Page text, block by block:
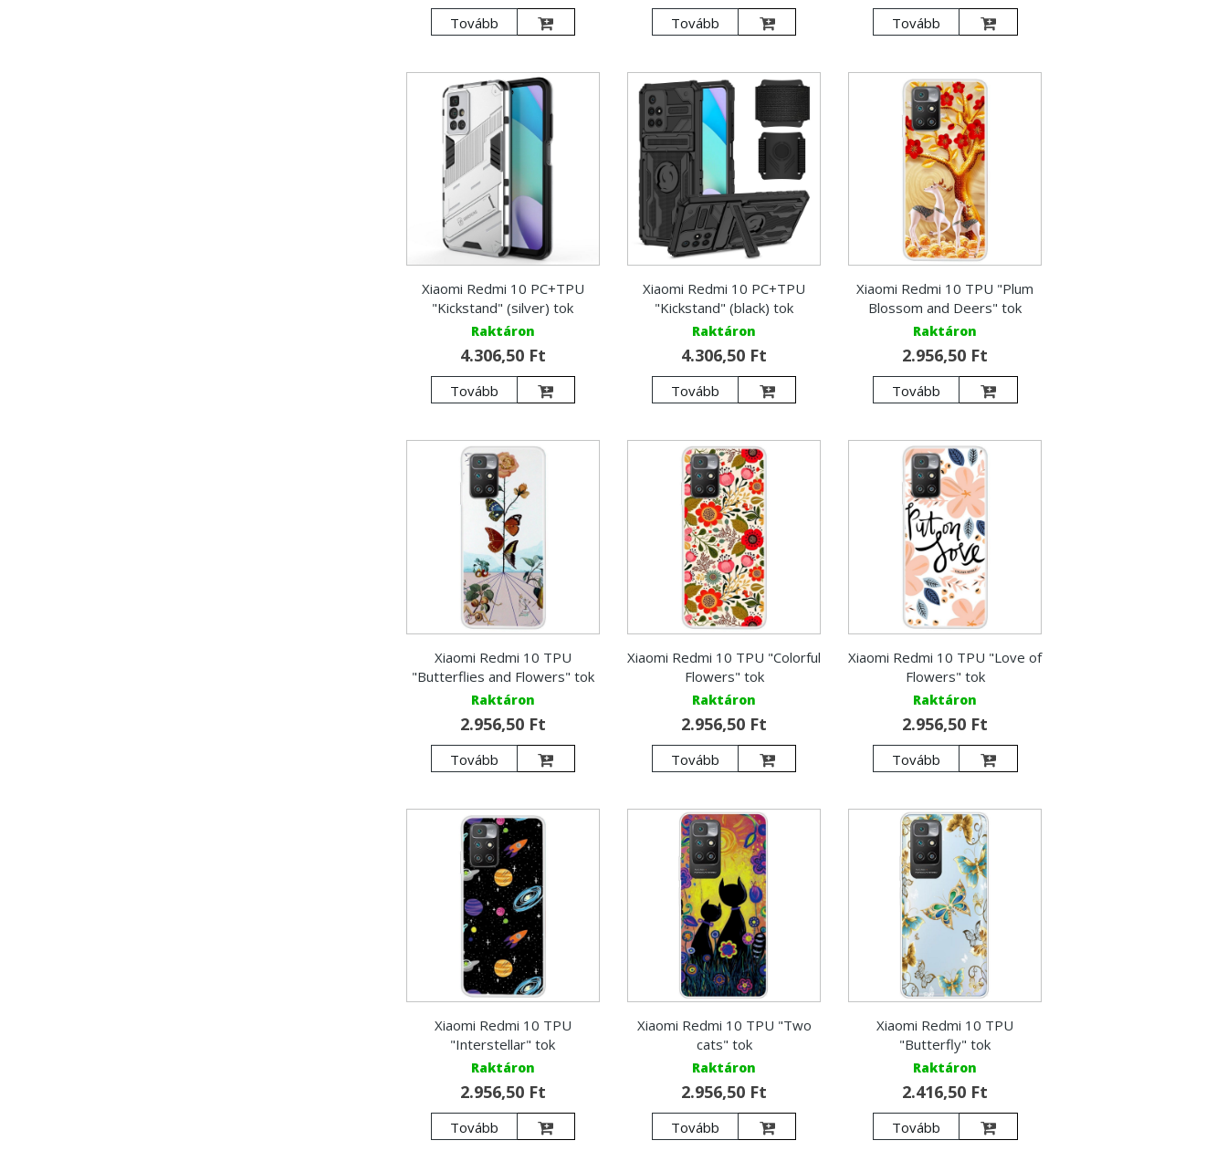
Tovább Tovább Tovább
Xiaomi Redmi 10 PC+TPU
"Kickstand" (silver) tok
Raktáron
4.306,50 Ft
Tovább
Xiaomi Redmi 10 PC+TPU
"Kickstand" (black) tok
Raktáron
4.306,50 Ft
Tovább
Xiaomi Redmi 10 TPU "Plum
Blossom and Deers" tok
Raktáron
2.956,50 Ft
Tovább
Xiaomi Redmi 10 TPU
"Butterflies and Flowers" tok
Raktáron
2.956,50 Ft
Tovább
Xiaomi Redmi 10 TPU "Colorful
Flowers" tok
Raktáron
2.956,50 Ft
Tovább
Xiaomi Redmi 10 TPU "Love of
Flowers" tok
Raktáron
2.956,50 Ft
Tovább
Xiaomi Redmi 10 TPU
"Interstellar" tok
Raktáron
2.956,50 Ft
Tovább
Xiaomi Redmi 10 TPU "Two
cats" tok
Raktáron
2.956,50 Ft
Tovább
Xiaomi Redmi 10 TPU
"Butterfly" tok
Raktáron
2.416,50 Ft
Tovább